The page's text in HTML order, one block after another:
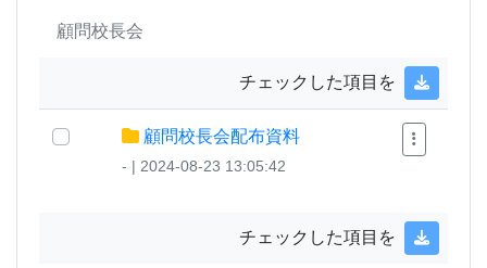
顧問校長会
チェックした項目を
顧問校長会配布資料
- | 2024-08-23 13:05:42
チェックした項目を